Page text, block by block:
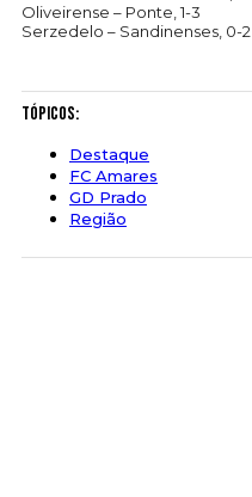
Oliveirense – Ponte, 1-3
Serzedelo – Sandinenses, 0-2
Tópicos:
Destaque
FC Amares
GD Prado
Região